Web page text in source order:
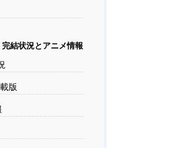
結状況とアニメ情報
版